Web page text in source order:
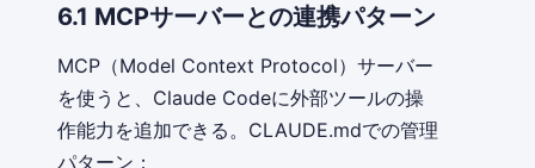
6.1 MCPサーバーとの連携パターン
MCP（Model Context Protocol）サーバー
を使うと、Claude Codeに外部ツールの操
作能力を追加できる。CLAUDE.mdでの管理
パターン：